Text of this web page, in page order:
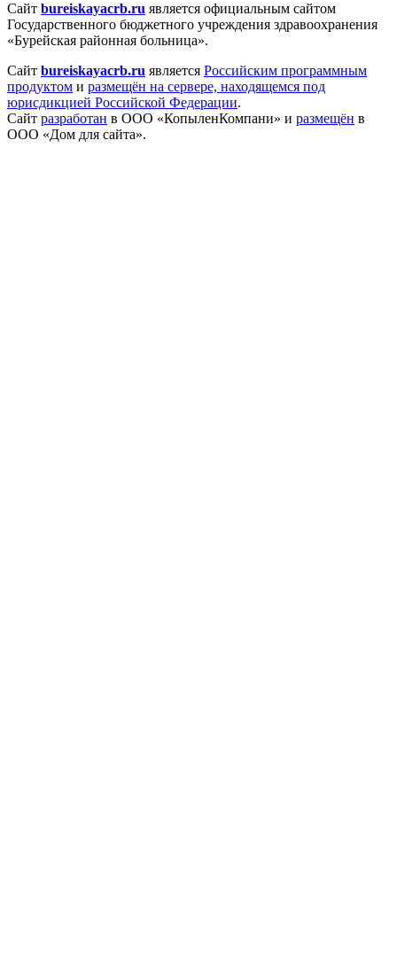
Сайт bureiskayacrb.ru является официальным сайтом
Государственного бюджетного учреждения здравоохранения
«Бурейская районная больница».
Сайт bureiskayacrb.ru является Российским программным
продуктом и размещён на сервере, находящемся под
юрисдикцией Российской Федерации.
Сайт разработан в ООО «КопыленКомпани» и размещён в
ООО «Дом для сайта».